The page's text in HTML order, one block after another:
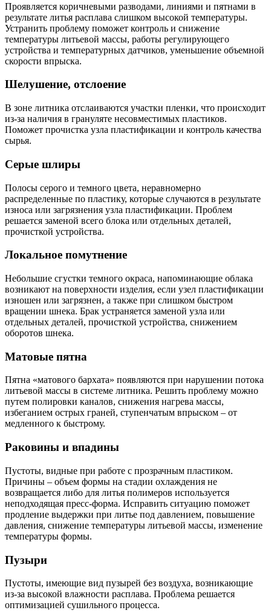
Проявляется коричневыми разводами, линиями и пятнами в
результате литья расплава слишком высокой температуры.
Устранить проблему поможет контроль и снижение
температуры литьевой массы, работы регулирующего
устройства и температурных датчиков, уменьшение объемной
скорости впрыска.
Шелушение, отслоение
В зоне литника отслаиваются участки пленки, что происходит
из-за наличия в грануляте несовместимых пластиков.
Поможет прочистка узла пластификации и контроль качества
сырья.
Серые шлиры
Полосы серого и темного цвета, неравномерно
распределенные по пластику, которые случаются в результате
износа или загрязнения узла пластификации. Проблем
решается заменой всего блока или отдельных деталей,
прочисткой устройства.
Локальное помутнение
Небольшие сгустки темного окраса, напоминающие облака
возникают на поверхности изделия, если узел пластификации
изношен или загрязнен, а также при слишком быстром
вращении шнека. Брак устраняется заменой узла или
отдельных деталей, прочисткой устройства, снижением
оборотов шнека.
Матовые пятна
Пятна «матового бархата» появляются при нарушении потока
литьевой массы в системе литника. Решить проблему можно
путем полировки каналов, снижения нагрева массы,
избеганием острых граней, ступенчатым впрыском – от
медленного к быстрому.
Раковины и впадины
Пустоты, видные при работе с прозрачным пластиком.
Причины – объем формы на стадии охлаждения не
возвращается либо для литья полимеров используется
неподходящая пресс-форма. Исправить ситуацию поможет
продление выдержки при литье под давлением, повышение
давления, снижение температуры литьевой массы, изменение
температуры формы.
Пузыри
Пустоты, имеющие вид пузырей без воздуха, возникающие
из-за высокой влажности расплава. Проблема решается
оптимизацией сушильного процесса.